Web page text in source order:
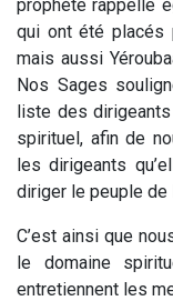
prophète rappelle
qui ont été placés
mais aussi
Nos Sages
liste des dirigeants
spirituel, afin de
les dirigeants
diriger le peuple
C’est ainsi que
le domaine
entretiennent les